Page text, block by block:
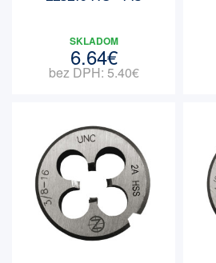
SKLADOM
6.64€
bez DPH: 5.40€